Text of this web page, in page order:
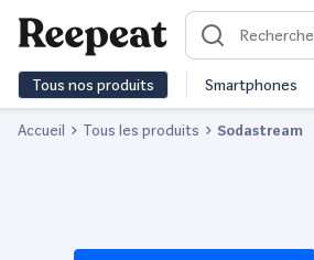
Tous nos produits Smartphones
Accueil Tous les produits Sodastream